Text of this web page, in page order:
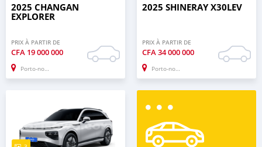
2025 CHANGAN
EXPLORER
PRIX À PARTIR DE
CFA 19 000 000
Porto-novo
2025 SHINERAY X30LEV
PRIX À PARTIR DE
CFA34 000 000
Porto-novo